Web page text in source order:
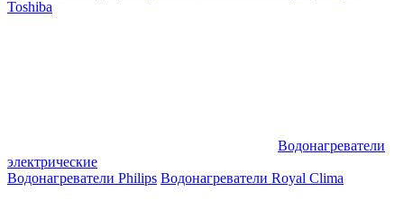
Toshiba
Водонагреватели
электрические
Водонагреватели Philips Водонагреватели Royal Clima